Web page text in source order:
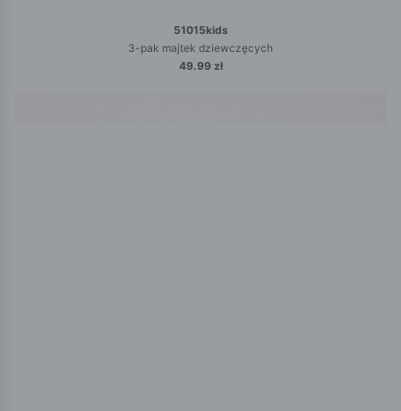
51015kids
3-pak majtek dziewczęcych
49.99 zł